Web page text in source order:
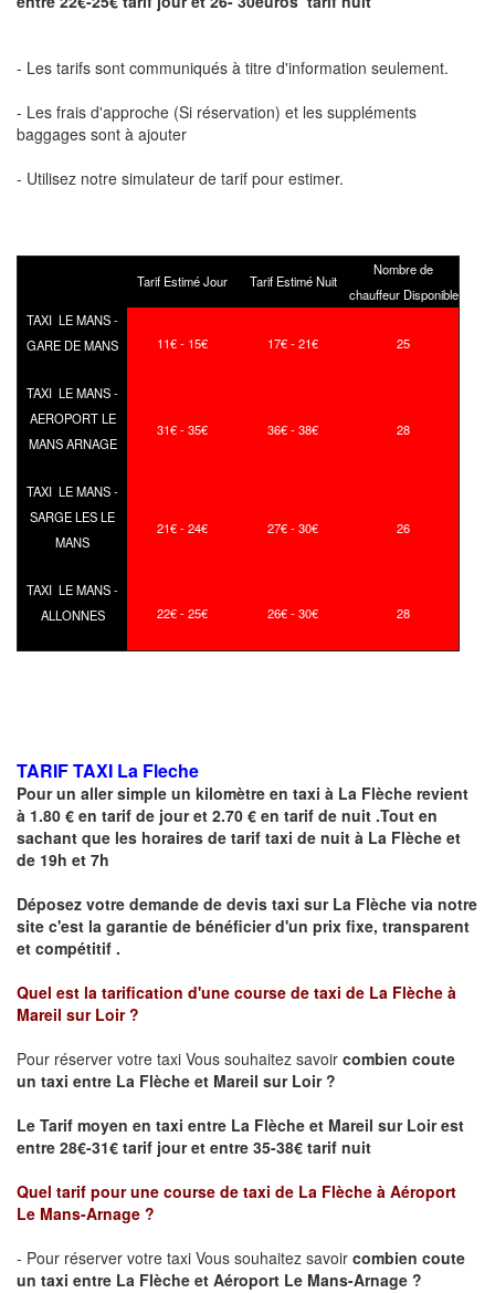
- Les tarifs sont communiqués à titre d'information seulement.
- Les frais d'approche (Si réservation) et les suppléments
baggages sont à ajouter
- Utilisez notre simulateur de tarif pour estimer.
Tarif Estimé Jour Tarif Estimé Nuit
Nombre de
chauffeur Disponible
TAXI LE MANS -
GARE DE MANS
11€ - 15€ 17€ - 21€ 25
TAXI LE MANS -
AEROPORT LE
MANS ARNAGE
31€ - 35€ 36€ - 38€ 28
TAXI LE MANS -
SARGE LES LE
MANS
21€ - 24€ 27€ - 30€ 26
TAXI LE MANS -
ALLONNES
22€ - 25€ 26€ - 30€ 28
TARIF TAXI La Fleche
Pour un aller simple un kilomètre en taxi à La Flèche revient
à 1.80 € en tarif de jour et 2.70 € en tarif de nuit .Tout en
sachant que les horaires de tarif taxi de nuit à La Flèche et
de 19h et 7h
Déposez votre demande de devis taxi sur La Flèche via notre
site c'est la garantie de bénéficier d'un prix fixe, transparent
et compétitif .
Quel est la tarification d'une course de taxi de La Flèche à
Mareil sur Loir ?
Pour réserver votre taxi Vous souhaitez savoir combien coute
un taxi entre La Flèche et Mareil sur Loir ?
Le Tarif moyen en taxi entre La Flèche et Mareil sur Loir est
entre 28€-31€ tarif jour et entre 35-38€ tarif nuit
Quel tarif pour une course de taxi de La Flèche à Aéroport
Le Mans-Arnage ?
- Pour réserver votre taxi Vous souhaitez savoir combien coute
un taxi entre La Flèche et Aéroport Le Mans-Arnage ?